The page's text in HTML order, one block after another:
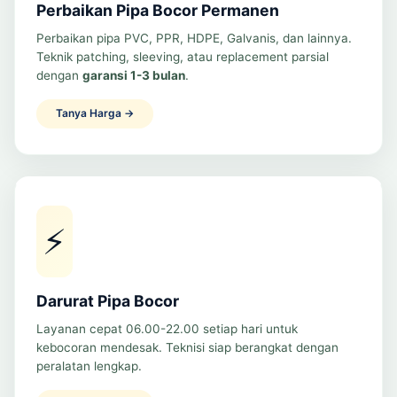
Perbaikan Pipa Bocor Permanen
Perbaikan pipa PVC, PPR, HDPE, Galvanis, dan lainnya.
Teknik patching, sleeving, atau replacement parsial
dengan garansi 1-3 bulan.
Tanya Harga →
⚡
Darurat Pipa Bocor
Layanan cepat 06.00-22.00 setiap hari untuk
kebocoran mendesak. Teknisi siap berangkat dengan
peralatan lengkap.